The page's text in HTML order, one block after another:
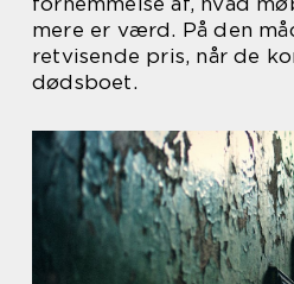
mere er værd. På den
retvisende pris, når de
dødsboet.